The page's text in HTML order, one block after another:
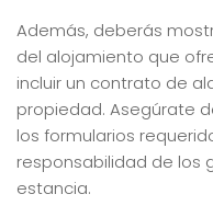
Además, deberás
del alojamiento que
incluir un contrato de
propiedad. Asegúrate
los formularios
responsabilidad de los
estancia.